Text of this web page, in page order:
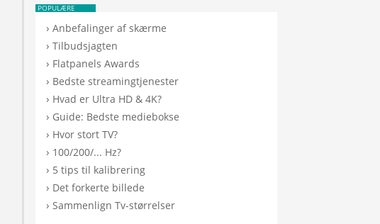
POPULÆRE
›Anbefalinger af skærme
›Tilbudsjagten
› Flatpanels Awards
› Bedste streamingtjenester
› Hvad er Ultra HD & 4K?
› Guide: Bedste mediebokse
› Hvor stort TV?
› 100/200/... Hz?
› 5 tips til kalibrering
› Det forkerte billede
›Sammenlign Tv-størrelser